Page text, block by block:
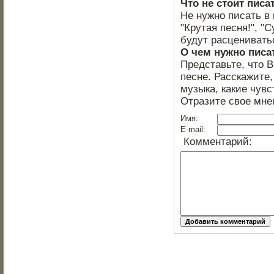
Что не стоит
Не нужно писать в
"Крутая песня!",
будут
О чем нужно
Представьте, что
песне.
музыка, какие
Отразите свое
Имя:
E-mail:
Комментарий: